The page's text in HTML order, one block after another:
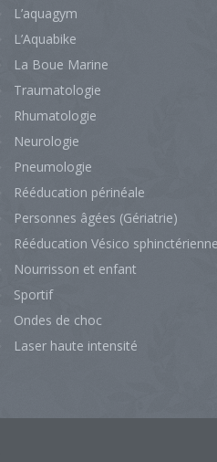
L’aquagym
L’Aquabike
La Boue Marine
Traumatologie
Rhumatologie
Neurologie
Pneumologie
Rééducation périnéale
Personnes âgées (Gériatrie)
Rééducation Vésico sphinctérienne
Nourrisson et enfant
Sportif
Ondes de choc
Laser haute intensité